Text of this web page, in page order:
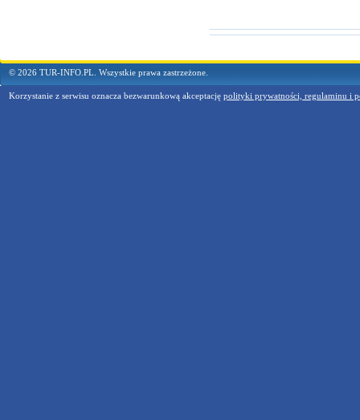
© 2026 TUR-INFO.PL. Wszystkie prawa zastrzeżone.
Korzystanie z serwisu oznacza bezwarunkową akceptację polityki prywatności, regulaminu i